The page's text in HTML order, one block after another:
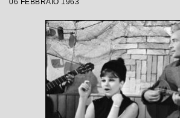
06 FEBBRAIO 1963